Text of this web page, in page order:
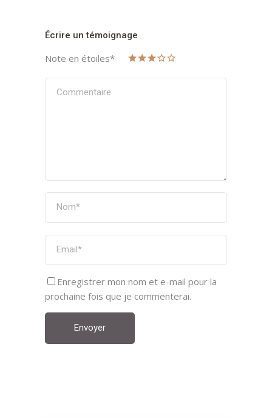
Écrire un témoignage
Note en étoiles*
Enregistrer mon nom et e-mail pour la
prochaine fois que je commenterai.
Envoyer